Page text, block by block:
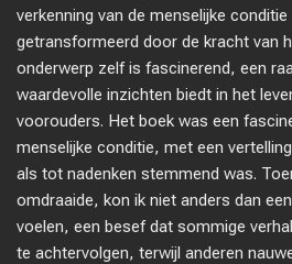
verkenning van de menselijke
getransformeerd door de kracht van
onderwerp zelf is fascinerend, een
waardevolle inzichten biedt in het
voorouders. Het boek was een
menselijke conditie, met een
als tot nadenken stemmend was.
omdraaide, kon ik niet anders dan
voelen, een besef dat sommige
te achtervolgen, terwijl anderen